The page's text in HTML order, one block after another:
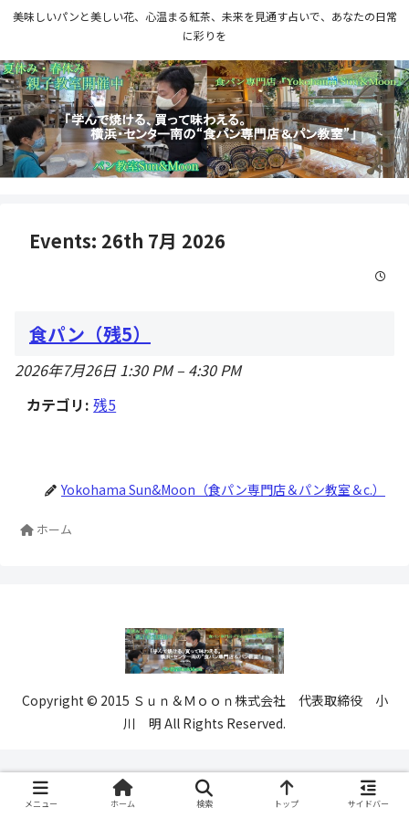
美味しいパンと美しい花、心温まる紅茶、未来を見通す占いで、あなたの日常
に彩りを
Events: 26th 7月 2026
食パン（残5）
2026年7月26日 1:30 PM– 4:30 PM
カテゴリ: 残5
Yokohama Sun&Moon（食パン専門店＆パン教室＆c.）
ホーム
Copyright © 2015 Ｓｕｎ＆Ｍｏｏｎ株式会社 代表取締役 小
川 明 All Rights Reserved.
メニュー ホーム 検索 トップ サイドバー